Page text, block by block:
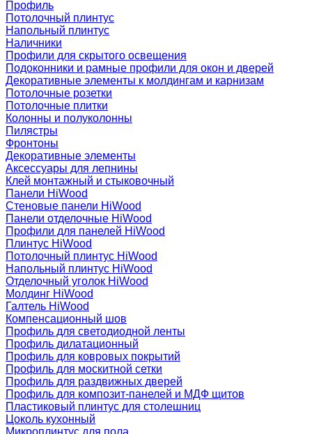
Профиль
Потолочный плинтус
Напольный плинтус
Наличники
Профили для скрытого освещения
Подоконники и рамные профили для окон и дверей
Декоративные элементы к молдингам и карнизам
Потолочные розетки
Потолочные плитки
Колонны и полуколонны
Пилястры
Фронтоны
Декоративные элементы
Аксессуары для лепнины
Клей монтажный и стыковочный
Панели HiWood
Стеновые панели HiWood
Панели отделочные HiWood
Профили для панелей HiWood
Плинтус HiWood
Потолочный плинтус HiWood
Напольный плинтус HiWood
Отделочный уголок HiWood
Молдинг HiWood
Галтель HiWood
Компенсационный шов
Профиль для светодиодной ленты
Профиль дилатационный
Профиль для ковровых покрытий
Профиль для москитной сетки
Профиль для раздвижных дверей
Профиль для композит-панелей и МДФ щитов
Пластиковый плинтус для столешниц
Цоколь кухонный
Микроплинтус для пола